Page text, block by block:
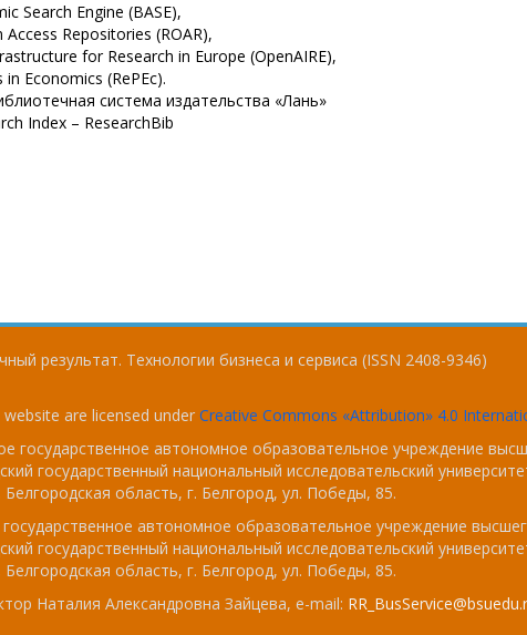
Search Engine (BASE),
Repositories (ROAR),
for Research in Europe (OpenAIRE),
in Economics (RePEc).
система издательства «Лань»
Index – ResearchBib
результат. Технологии бизнеса и сервиса (ISSN 2408-9346)
are licensed under Creative Commons «Attribution» 4.0
государственное автономное образовательное учреждение
государственный национальный исследовательский
область, г. Белгород, ул. Победы, 85.
автономное образовательное учреждение
государственный национальный исследовательский
область, г. Белгород, ул. Победы, 85.
Наталия Александровна Зайцева, e-mail: